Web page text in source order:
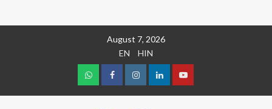
August 7, 2026
EN
HIN